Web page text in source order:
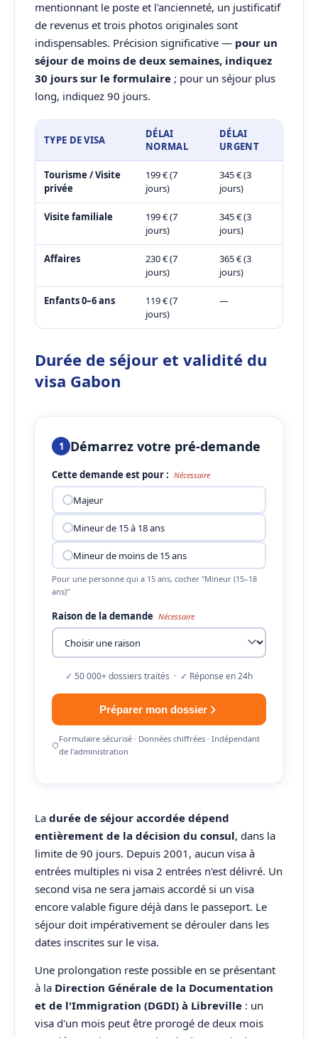
mentionnant le poste et l'ancienneté, un justificatif
de revenus et trois photos originales sont
indispensables. Précision significative — pour un
séjour de moins de deux semaines, indiquez
30 jours sur le formulaire ; pour un séjour plus
long, indiquez 90 jours.
TYPE DE VISA
DÉLAI
NORMAL
DÉLAI
URGENT
Tourisme / Visite
privée
199 € (7
jours)
345 € (3
jours)
Visite familiale
199 € (7
jours)
345 € (3
jours)
Affaires
230 € (7
jours)
365 € (3
jours)
Enfants 0–6 ans
119 € (7
jours)
—
Durée de séjour et validité du
visa Gabon
1 Démarrez votre pré-demande
Cette demande est pour : Nécessaire
Majeur
Mineur de 15 à 18 ans
Mineur de moins de 15 ans
Pour une personne qui a 15 ans, cocher "Mineur (15–18
ans)"
Raison de la demande Nécessaire
✓ 50 000+ dossiers traités · ✓ Réponse en 24h
Préparer mon dossier
Formulaire sécurisé · Données chiffrées · Indépendant
de l'administration
La durée de séjour accordée dépend
entièrement de la décision du consul, dans la
limite de 90 jours. Depuis 2001, aucun visa à
entrées multiples ni visa 2 entrées n'est délivré. Un
second visa ne sera jamais accordé si un visa
encore valable figure déjà dans le passeport. Le
séjour doit impérativement se dérouler dans les
dates inscrites sur le visa.
Une prolongation reste possible en se présentant
à la Direction Générale de la Documentation
et de l'Immigration (DGDI) à Libreville : un
visa d'un mois peut être prorogé de deux mois